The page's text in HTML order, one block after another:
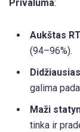
Privaluma:
Aukštas
(94–96%).
galima
Maži
tinka ir